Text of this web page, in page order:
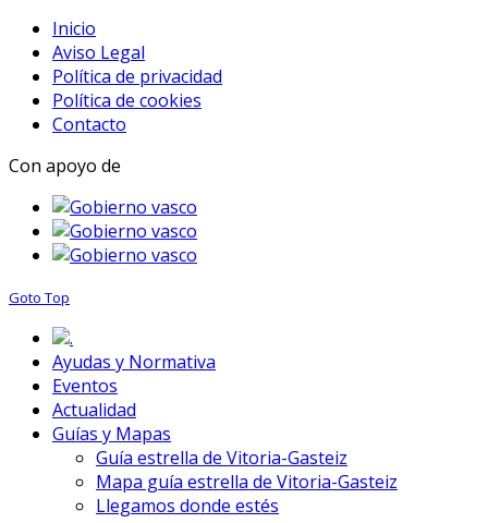
Inicio
Aviso Legal
Política de privacidad
Política de cookies
Contacto
Con apoyo de
Goto Top
.
Ayudas y Normativa
Eventos
Actualidad
Guías y Mapas
Guía estrella de Vitoria-Gasteiz
Mapa guía estrella de Vitoria-Gasteiz
Llegamos donde estés